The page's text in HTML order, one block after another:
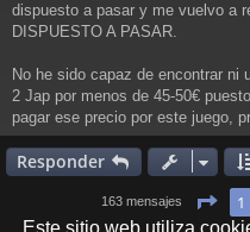
Este sitio web utiliza
dispuesto a pasar y me vuelvo a
DISPUESTO A PASAR.
No he sido capaz de encontrar ni
2 Jap por menos de 45-50€
pagar ese precio por este juego,
Responder
163 mensajes 1